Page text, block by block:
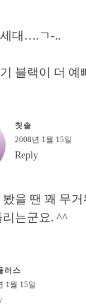
대….ㄱ-..
블랙이 더 예
칫솔
2008년 1월 15일
Reply
을 땐 꽤 무
는군요. ^^
러스
1월 15일